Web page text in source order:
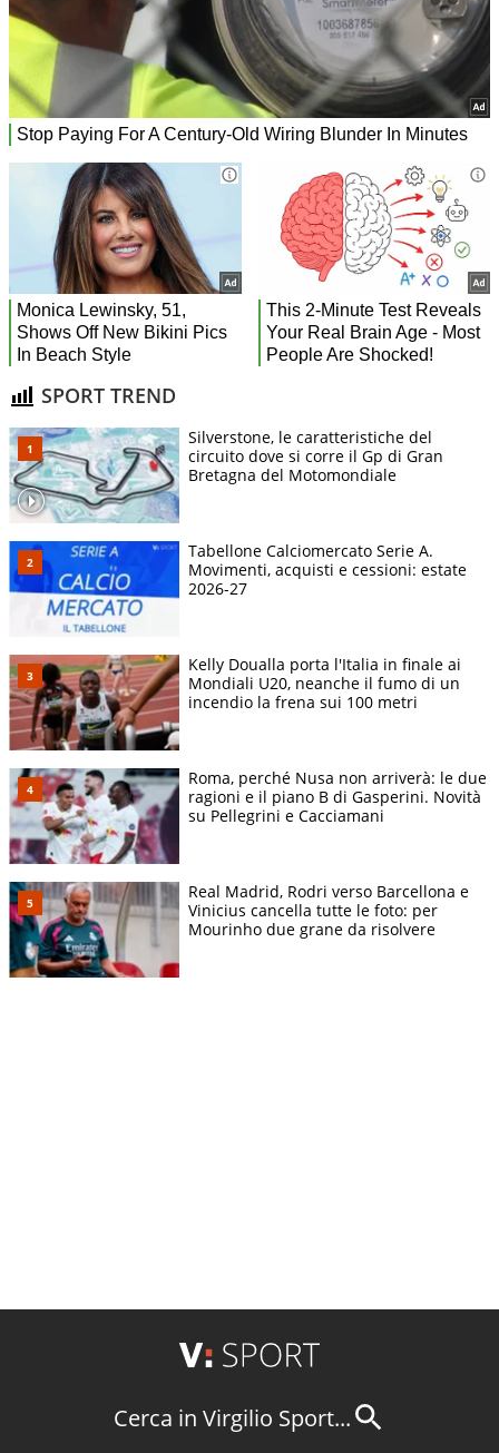
SPORT TREND
Silverstone, le caratteristiche del
circuito dove si corre il Gp di Gran
Bretagna del Motomondiale
Tabellone Calciomercato Serie A.
Movimenti, acquisti e cessioni: estate
2026-27
Kelly Doualla porta l'Italia in finale ai
Mondiali U20, neanche il fumo di un
incendio la frena sui 100 metri
Roma, perché Nusa non arriverà: le due
ragioni e il piano B di Gasperini. Novità
su Pellegrini e Cacciamani
Real Madrid, Rodri verso Barcellona e
Vinicius cancella tutte le foto: per
Mourinho due grane da risolvere
Cerca in Virgilio Sport...